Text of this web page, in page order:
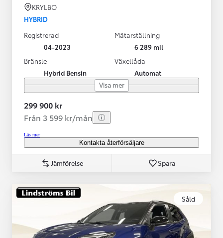
KRYLBO
HYBRID
Registrerad
04-2023
Mätarställning
6 289 mil
Bränsle
Hybrid Bensin
Växellåda
Automat
Visa mer
299 900 kr
Från 3 599 kr/mån
Läs mer
Kontakta återförsäljare
Jämförelse Spara
Såld